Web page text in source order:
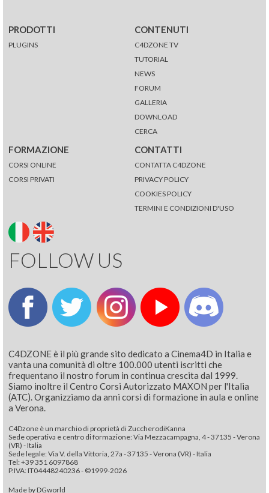
PRODOTTI
PLUGINS
CONTENUTI
C4DZONE TV
TUTORIAL
NEWS
FORUM
GALLERIA
DOWNLOAD
CERCA
FORMAZIONE
CORSI ONLINE
CORSI PRIVATI
CONTATTI
CONTATTA C4DZONE
PRIVACY POLICY
COOKIES POLICY
TERMINI E CONDIZIONI D'USO
FOLLOW US
C4DZONE è il più grande sito dedicato a Cinema4D in Italia e
vanta una comunità di oltre 100.000 utenti iscritti che
frequentano il nostro forum in continua crescita dal 1999.
Siamo inoltre il Centro Corsi Autorizzato MAXON per l'Italia
(ATC). Organizziamo da anni corsi di formazione in aula e online
a Verona.
C4Dzone è un marchio di proprietà di ZuccherodiKanna
Sede operativa e centro di formazione: Via Mezzacampagna, 4 - 37135 - Verona
(VR) - Italia
Sede legale: Via V. della Vittoria, 27a - 37135 - Verona (VR) - Italia
Tel: +39 351 6097868‬
P.IVA: IT04448240236 - ©1999-2026
Made by DGworld